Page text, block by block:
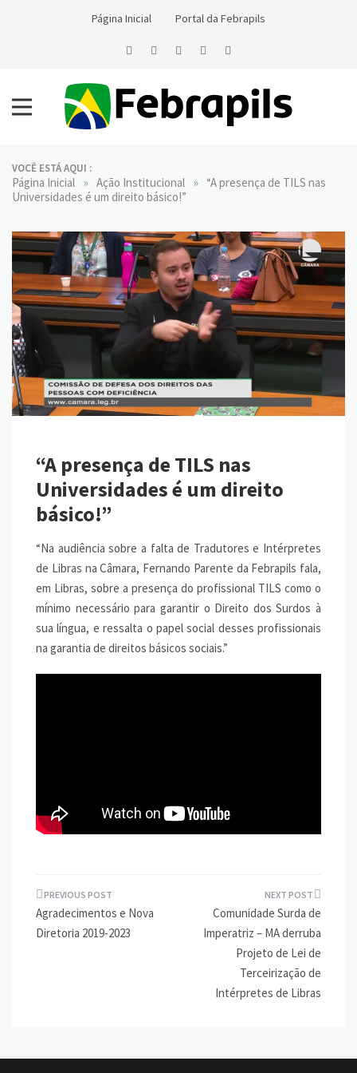
Página Inicial Portal da Febrapils
VOCÊ ESTÁ AQUI :
Página Inicial » Ação Institucional » “A presença de TILS nas
Universidades é um direito básico!”
“A presença de TILS nas
Universidades é um direito
básico!”
“Na audiência sobre a falta de Tradutores e Intérpretes
de Libras na Câmara, Fernando Parente da Febrapils fala,
em Libras, sobre a presença do profissional TILS como o
mínimo necessário para garantir o Direito dos Surdos à
sua língua, e ressalta o papel social desses profissionais
na garantia de direitos básicos sociais.”
Navegação
de
Agradecimentos e Nova
Diretoria 2019-2023
Comunidade Surda de
Imperatriz – MA derruba
Projeto de Lei de
Terceirização de
Intérpretes de Libras